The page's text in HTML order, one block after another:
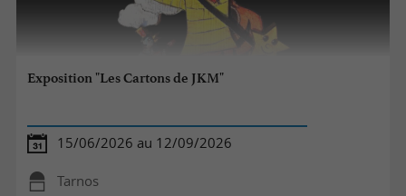
Exposition "Les Cartons de JKM"
15/06/2026 au 12/09/2026
Tarnos